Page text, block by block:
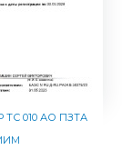
ТС 010 АО ПЗТА